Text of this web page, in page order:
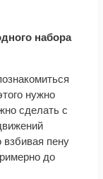
набора
нужно
сделать с
пену
до